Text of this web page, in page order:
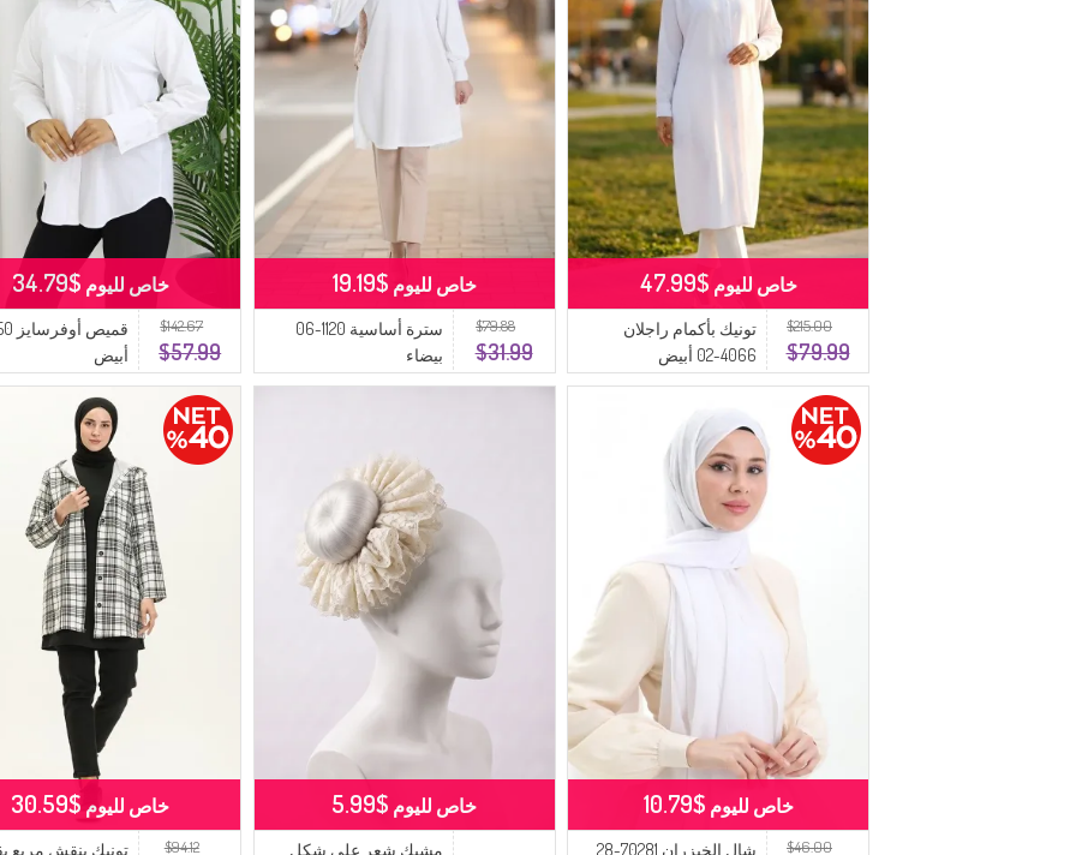
$215.00
$79.99
تونيك بأكمام راجلان
4066-02 أبيض
خاص لليوم $47.99
$79.88
$31.99
سترة أساسية 1120-06
بيضاء
خاص لليوم $19.19
$142.67
$57.99
أبيض
خاص لليوم $34.79
$46.00
شال الخيزران 70281-28
خاص لليوم $10.79
مشبك شعر على شكل
خاص لليوم $5.99
$94.12
تونيك بنقش مربع
خاص لليوم $30.59